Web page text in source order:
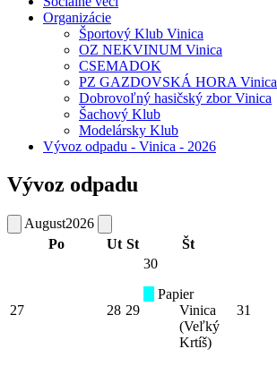
Organizácie
Športový Klub Vinica
OZ NEKVINUM Vinica
CSEMADOK
PZ GAZDOVSKÁ HORA Vinica
Dobrovoľný hasičský zbor Vinica
Šachový Klub
Modelársky Klub
Vývoz odpadu - Vinica - 2026
Vývoz odpadu
August2026
Po
Ut St Št
27 28 29
30
Papier
Vinica
(Veľký
Krtíš)
31